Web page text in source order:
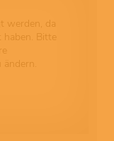
werden, da
Bitte